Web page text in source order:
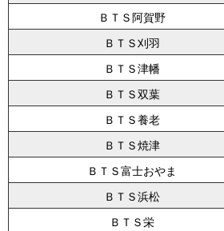
ＢＴＳ阿賀野
ＢＴＳ刈羽
ＢＴＳ津幡
ＢＴＳ双葉
ＢＴＳ養老
ＢＴＳ焼津
ＢＴＳ富士おやま
ＢＴＳ浜松
ＢＴＳ栄